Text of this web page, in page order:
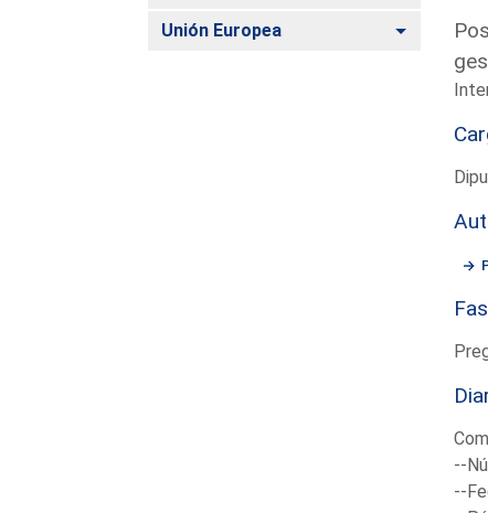
Unión Europea Alternar
--
--